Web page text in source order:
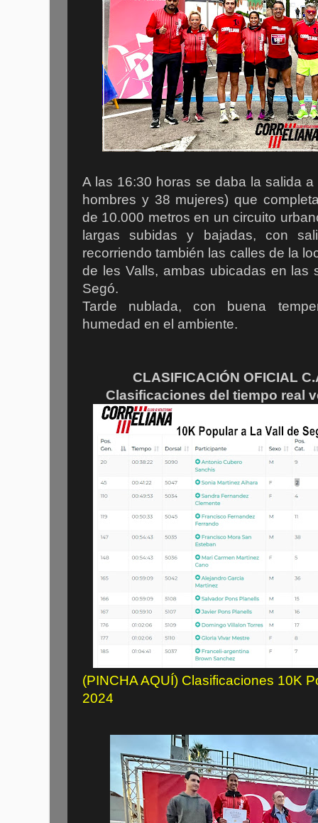
A las 16:30 horas se daba la salida
hombres y 38 mujeres) que
de 10.000 metros en un circuito
largas subidas y bajadas, con
recorriendo también las calles de la
de les Valls, ambas ubicadas en las
Segó.
Tarde nublada, con buena
humedad en el ambiente.
CLASIFICACIÓN OFICIAL
Clasificaciones del tiempo real
(PINCHA AQUÍ) Clasificaciones 10K
2024